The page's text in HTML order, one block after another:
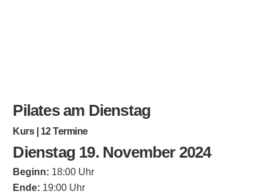
Pilates am Dienstag
Kurs | 12 Termine
Dienstag 19. November 2024
Beginn: 18:00 Uhr
Ende: 19:00 Uhr